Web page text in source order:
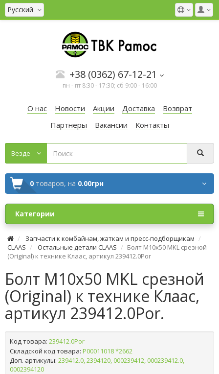
Русский
+38 (0362) 67-12-21
пн - пт 8:30 - 17:30; сб 9:00 - 16:00
О нас Новости Акции Доставка
Возврат
Партнеры
Вакансии Контакты
Везде
0 товаров, на 0.00грн
Категории
Запчасти к комбайнам, жаткам и пресс-подборщикам
CLAAS
Остальные детали CLAAS
Болт М10х50 MKL срезной
(Original) к технике Клаас, артикул 239412.0Por
Болт М10х50 MKL срезной
(Original) к технике Клаас,
артикул 239412.0Por.
Код товара: 239412.0Por
Складской код товара: Р00011018 *2662
Доп. артикулы: 239412.0, 2394120, 000239412, 000239412.0,
0002394120